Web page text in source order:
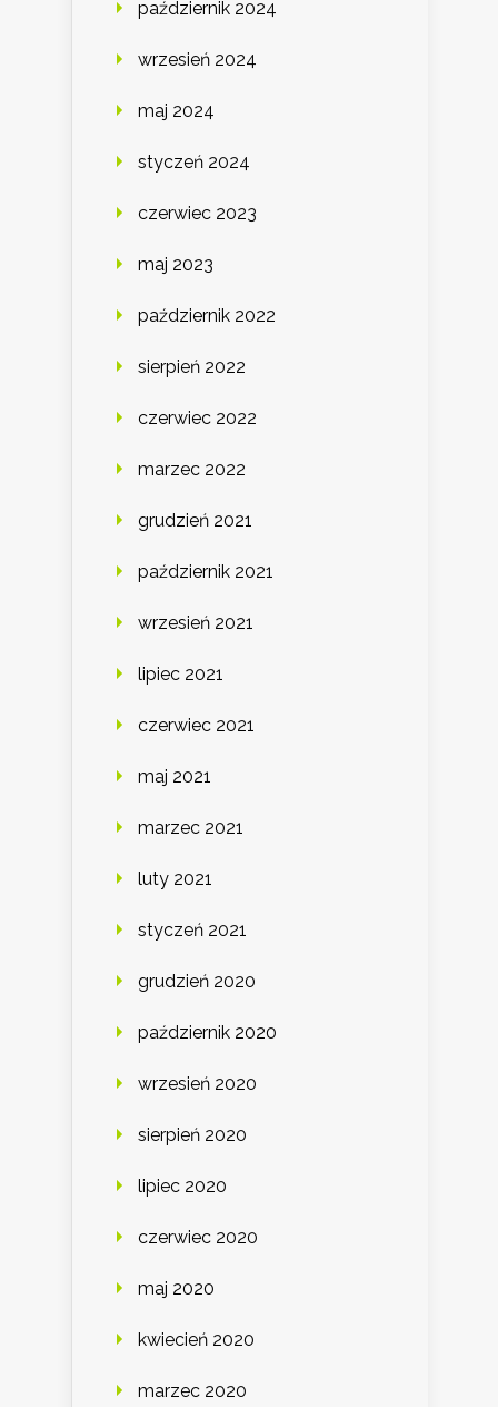
październik 2024
wrzesień 2024
maj 2024
styczeń 2024
czerwiec 2023
maj 2023
październik 2022
sierpień 2022
czerwiec 2022
marzec 2022
grudzień 2021
październik 2021
wrzesień 2021
lipiec 2021
czerwiec 2021
maj 2021
marzec 2021
luty 2021
styczeń 2021
grudzień 2020
październik 2020
wrzesień 2020
sierpień 2020
lipiec 2020
czerwiec 2020
maj 2020
kwiecień 2020
marzec 2020